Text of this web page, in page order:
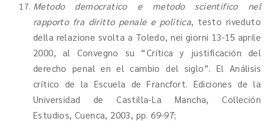
Metodo democratico e metodo scientifico nel
rapporto fra diritto penale e politica, testo riveduto
della relazione svolta a Toledo, nei giorni 13-15 aprile
2000, al Convegno su “Crítica y justificación del
derecho penal en el cambio del siglo”. El Análisis
crítico de la Escuela de Francfort. Ediciones de la
Universidad de Castilla-La Mancha, Colleción
Estudios, Cuenca, 2003, pp. 69-97;